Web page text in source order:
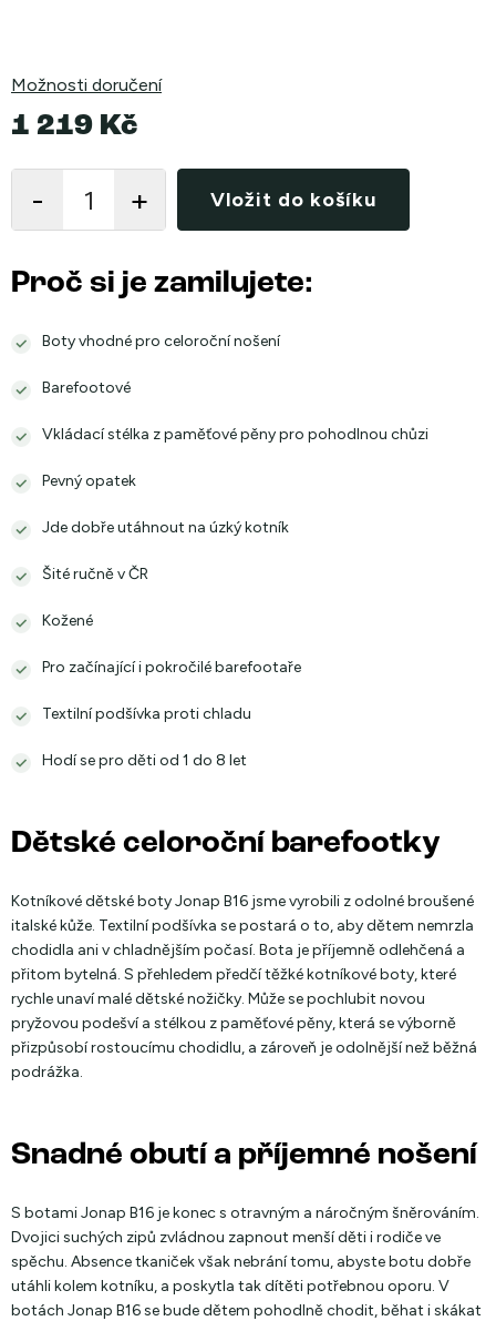
Možnosti doručení
1 219 Kč
cena:
Vložit do košíku
Proč si je zamilujete:
Boty vhodné pro celoroční nošení
Barefootové
Vkládací stélka z paměťové pěny pro pohodlnou chůzi
Pevný opatek
Jde dobře utáhnout na úzký kotník
Šité ručně v ČR
Kožené
Pro začínající i pokročilé barefootaře
Textilní podšívka proti chladu
Hodí se pro děti od 1 do 8 let
Dětské celoroční barefootky
Kotníkové dětské boty Jonap B16 jsme vyrobili z odolné broušené
italské kůže. Textilní podšívka se postará o to, aby dětem nemrzla
chodidla ani v chladnějším počasí. Bota je příjemně odlehčená a
přitom bytelná. S přehledem předčí těžké kotníkové boty, které
rychle unaví malé dětské nožičky. Může se pochlubit novou
pryžovou podešví a stélkou z paměťové pěny, která se výborně
přizpůsobí rostoucímu chodidlu, a zároveň je odolnější než běžná
podrážka.
Snadné obutí a příjemné nošení
S botami Jonap B16 je konec s otravným a náročným šněrováním.
Dvojici suchých zipů zvládnou zapnout menší děti i rodiče ve
spěchu. Absence tkaniček však nebrání tomu, abyste botu dobře
utáhli kolem kotníku, a poskytla tak dítěti potřebnou oporu. V
botách Jonap B16 se bude dětem pohodlně chodit, běhat i skákat